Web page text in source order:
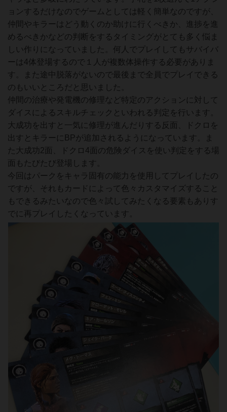
ョンするだけなのでゲームとしては軽く簡単なのですが、
仲間やキラーはどう動くのか助けに行くべきか、進捗を進
めるべきかなどの判断をするタイミングがとても多く悩ま
しい作りになっていました。何人でプレイしてもサバイバ
ーは4体登場するので１人が複数体操作する必要がありま
す。また途中脱落がないので最後まで全員でプレイできる
のもいいところだと思いました。
仲間の治療や発電機の修理など特定のアクションに対して
ダイスによるスキルチェックといわれる判定を行います。
大成功を出すと一気に修理が進んだりする反面、ドクロを
出すとキラーにBPが追加されるようになっています。ま
た大成功2面、ドクロ4面の危険ダイスを使い判定をする場
面もたびたび登場します。
今回はパークをキャラ固有の能力を使用してプレイしたの
ですが、それもカードによって色々カスタマイズすること
もできるみたいなので色々試してみたくなる要素もありす
でに再プレイしたくなっています。